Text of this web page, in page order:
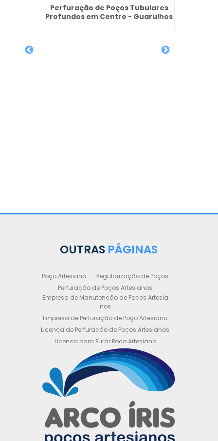
Perfuração de Poços Tubulares
Profundos em Centro - Guarulhos
OUTRAS PÁGINAS
Poço Artesiano
Regularização de Poços
Perfuração de Poços Artesianos
Empresa de Manutenção de Poços Artesia
nos
Empresa de Perfuração de Poço Artesiano
Licença de Perfuração de Poços Artesianos
Licença para Furar Poço Artesiano
Licença para Perfuração de Poço Artesiano
Licença para Poço Semi Artesiano
Manutenção de Poço Semi Artesiano
Manutenção Preventiva de Poços Artesiano
Obtenha sua Licença de Perfuração de Poç
o Artesiano
Orçamento de Poço Semi Artesiano
Orçamento para Perfuração de Poço Artesi